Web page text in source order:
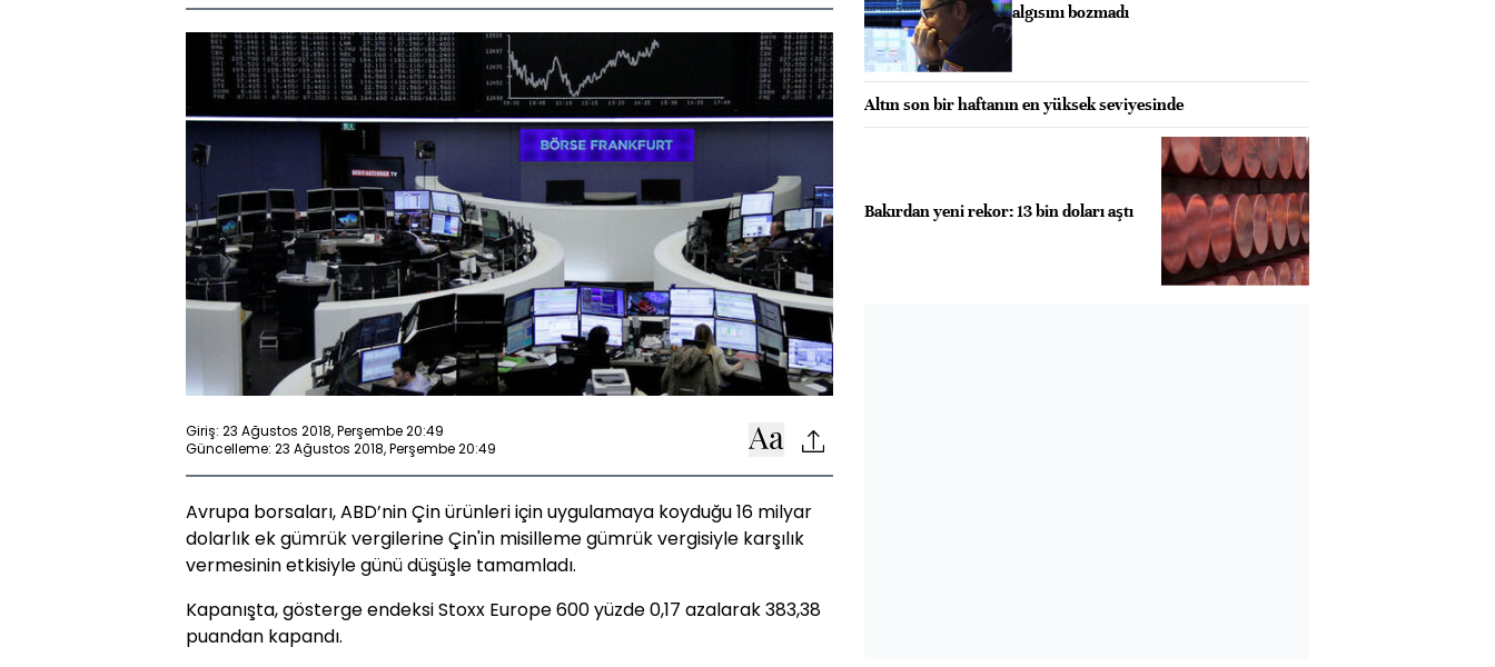
Giriş: 23 Ağustos 2018, Perşembe 20:49
Güncelleme: 23 Ağustos 2018, Perşembe 20:49
Avrupa borsaları, ABD’nin Çin ürünleri için uygulamaya koyduğu 16 milyar
dolarlık ek gümrük vergilerine Çin'in misilleme gümrük vergisiyle karşılık
vermesinin etkisiyle günü düşüşle tamamladı.
Kapanışta, gösterge endeksi Stoxx Europe 600 yüzde 0,17 azalarak 383,38
puandan kapandı.
algısını bozmadı
Altın son bir haftanın en yüksek seviyesinde
Bakırdan yeni rekor: 13 bin doları aştı